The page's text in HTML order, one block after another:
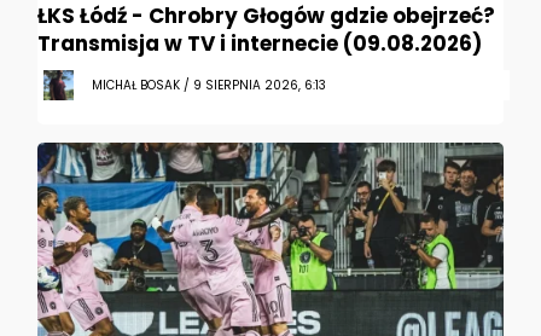
ŁKS Łódź - Chrobry Głogów gdzie obejrzeć?
Transmisja w TV i internecie (09.08.2026)
MICHAŁ BOSAK / 9 SIERPNIA 2026, 6:13